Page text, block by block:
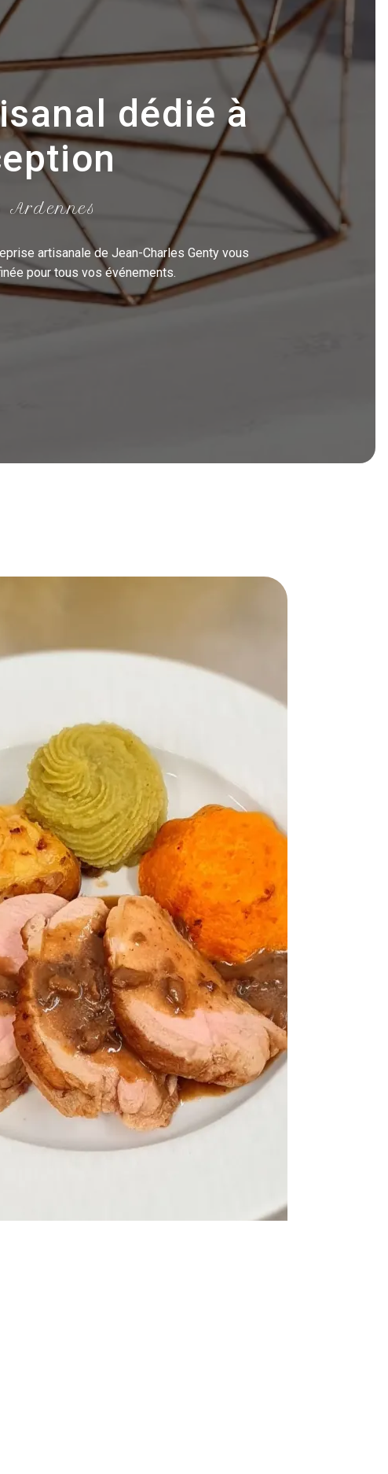
dédié à
Ardennes
artisanale de Jean-Charles Genty vous
pour tous vos événements.